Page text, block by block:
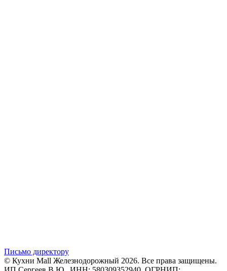
Письмо директору
© Кухни Mall Железнодорожный 2026. Все права защищены.